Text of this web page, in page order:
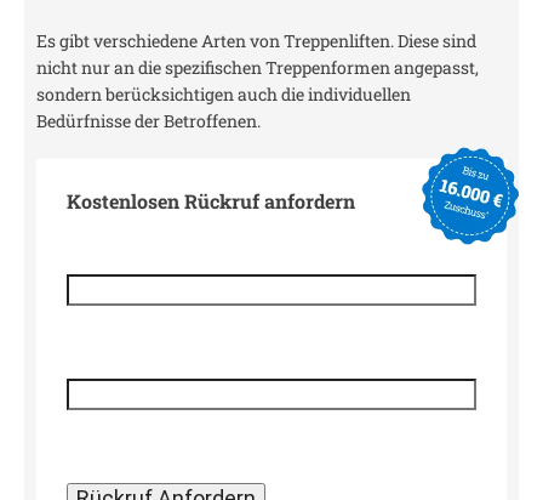
Es gibt verschiedene Arten von Treppenliften. Diese sind
nicht nur an die spezifischen Treppenformen angepasst,
sondern berücksichtigen auch die individuellen
Bedürfnisse der Betroffenen.
Kostenlosen Rückruf anfordern